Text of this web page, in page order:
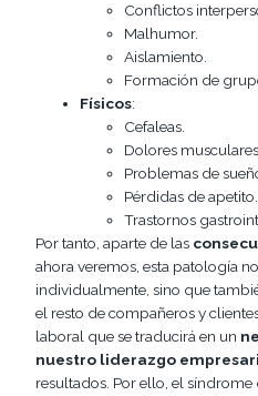
Conflictos
Malhumor.
Aislamiento.
Formación de
Físicos:
Cefaleas.
Dolores musculares.
Problemas de
Pérdidas de apetito.
Trastornos
Por tanto, aparte de las
ahora veremos, esta patología
individualmente, sino que
el resto de compañeros y
laboral que se traducirá en un
nuestro liderazgo
resultados. Por ello, el